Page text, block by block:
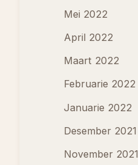
Mei 2022
April 2022
Maart 2022
Februarie 2022
Januarie 2022
Desember 2021
November 2021